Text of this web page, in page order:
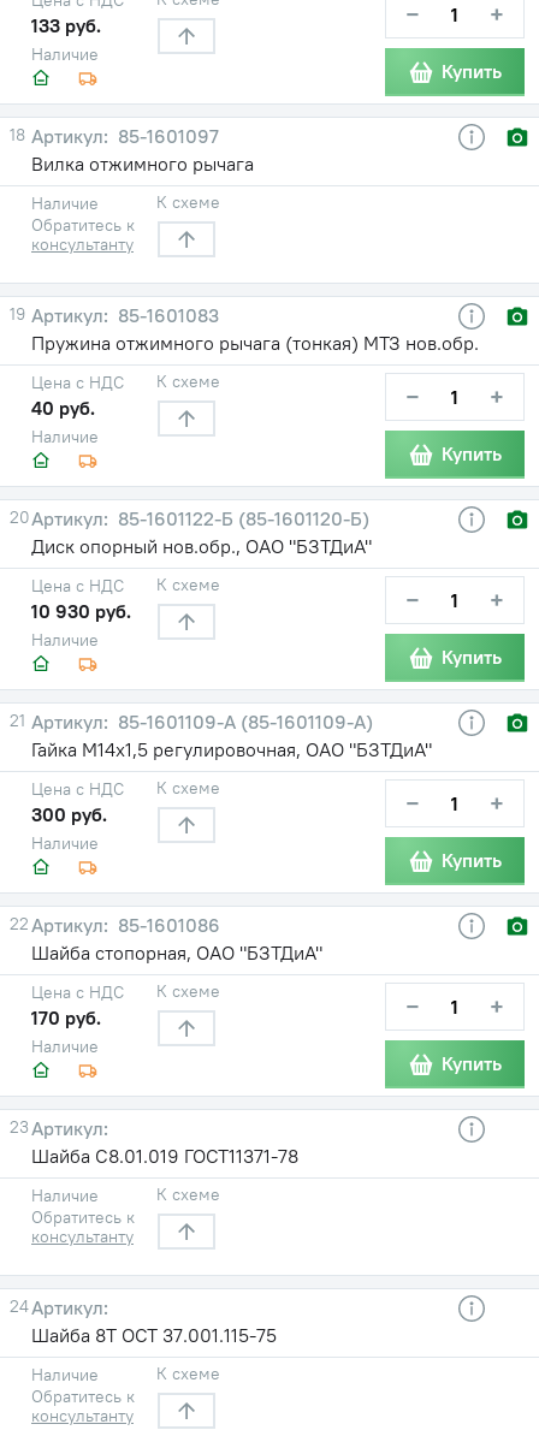
Наличие
133 руб. − +
Купить
18
85-1601097
Вилка отжимного рычага
Наличие
Обратитесь к
консультанту
К схеме
19
85-1601083
Пружина отжимного рычага (тонкая) МТЗ нов.обр.
Наличие
Цена с НДС
40 руб.
К схеме − +
Купить
20
85-1601122-Б (85-1601120-Б)
Диск опорный нов.обр., ОАО "БЗТДиА"
Наличие
Цена с НДС
10 930 руб.
К схеме − +
Купить
21
85-1601109-A (85-1601109-А)
Гайка М14х1,5 регулировочная, ОАО "БЗТДиА"
Наличие
Цена с НДС
300 руб.
К схеме − +
Купить
22
85-1601086
Шайба стопорная, ОАО "БЗТДиА"
Наличие
Цена с НДС
170 руб.
К схеме − +
Купить
23
Шайба С8.01.019 ГОСТ11371-78
Наличие
Обратитесь к
консультанту
К схеме
24
Шайба 8Т ОСТ 37.001.115-75
Наличие
Обратитесь к
консультанту
К схеме